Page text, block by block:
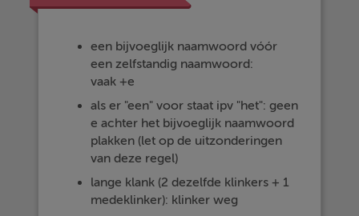
een bijvoeglijk naamwoord vóór
een zelfstandig naamwoord:
vaak +e
als er "een" voor staat ipv "het": geen
e achter het bijvoeglijk naamwoord
plakken (let op de uitzonderingen
van deze regel)
lange klank (2 dezelfde klinkers + 1
medeklinker): klinker weg